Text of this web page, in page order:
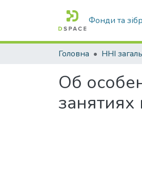
Фонди та
Головна
Об